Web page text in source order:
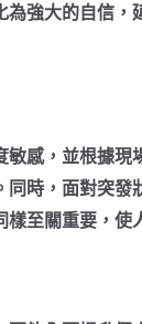
強大的自信
感，並根據
時，面對突
至關重要，使